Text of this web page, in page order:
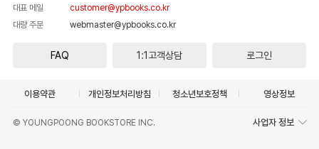
대표 메일
customer@ypbooks.co.kr
대량 주문
webmaster@ypbooks.co.kr
FAQ 1:1고객상담 로그인
이용약관 개인정보처리방침 청소년보호정책 영상정보
© YOUNGPOONG BOOKSTORE INC. 사업자 정보